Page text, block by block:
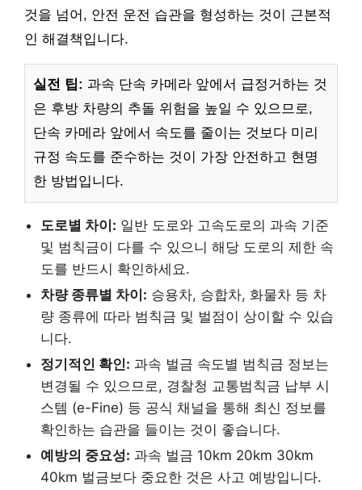
것을 넘어, 안전 운전 습관을 형성하는 것이 근본적
인 해결책입니다.
실전 팁: 과속 단속 카메라 앞에서 급정거하는 것
은 후방 차량의 추돌 위험을 높일 수 있으므로,
단속 카메라 앞에서 속도를 줄이는 것보다 미리
규정 속도를 준수하는 것이 가장 안전하고 현명
한 방법입니다.
도로별 차이: 일반 도로와 고속도로의 과속 기준
및 범칙금이 다를 수 있으니 해당 도로의 제한 속
도를 반드시 확인하세요.
차량 종류별 차이: 승용차, 승합차, 화물차 등 차
량 종류에 따라 범칙금 및 벌점이 상이할 수 있습
니다.
정기적인 확인: 과속 벌금 속도별 범칙금 정보는
변경될 수 있으므로, 경찰청 교통범칙금 납부 시
스템 (e-Fine) 등 공식 채널을 통해 최신 정보를
확인하는 습관을 들이는 것이 좋습니다.
예방의 중요성: 과속 벌금 10km 20km 30km
40km 벌금보다 중요한 것은 사고 예방입니다.